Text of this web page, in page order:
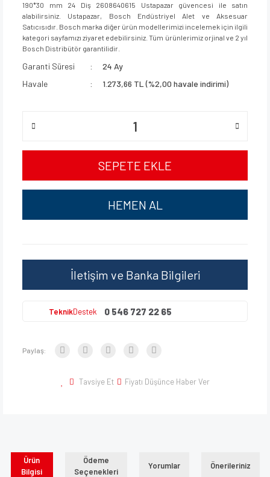
190*30 mm 24 Diş 2608640615 Ustapazar güvencesi ile satın
alabilirsiniz. Ustapazar, Bosch Endüstriyel Alet ve Aksesuar
Satıcısıdır. Bosch marka diğer ürün modellerimizi incelemek için ilgili
kategori sayfamızı ziyaret edebilirsiniz. Tüm ürünlerimiz orjinal ve 2 yıl
Bosch Distribütör garantilidir.
Garanti Süresi
24 Ay
Havale
1.273,66 TL (%2,00 havale indirimi)
SEPETE EKLE
HEMEN AL
İletişim ve Banka Bilgileri
TeknikDestek 0 546 727 22 65
Paylaş:
Tavsiye Et Fiyatı Düşünce Haber Ver
Ürün
Bilgisi
Ödeme
Seçenekleri
Yorumlar Önerileriniz